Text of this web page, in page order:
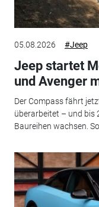
05.08.2026 #Jeep
Jeep startet
und Avenger
Der Compass fährt
überarbeitet – und bis
Baureihen wachsen.